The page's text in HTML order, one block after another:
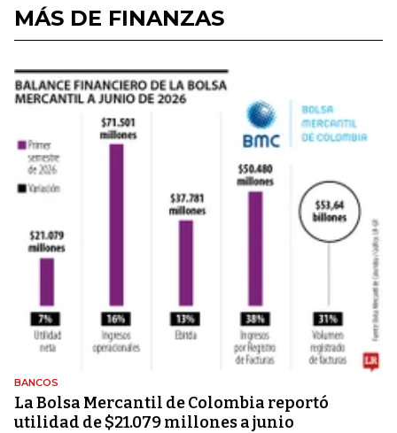
MÁS DE FINANZAS
BANCOS
La Bolsa Mercantil de Colombia reportó
utilidad de $21.079 millones a junio